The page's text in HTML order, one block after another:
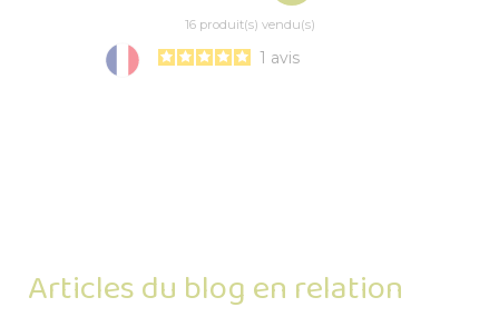
16 produit(s) vendu(s)
1 avis
Articles du blog en relation